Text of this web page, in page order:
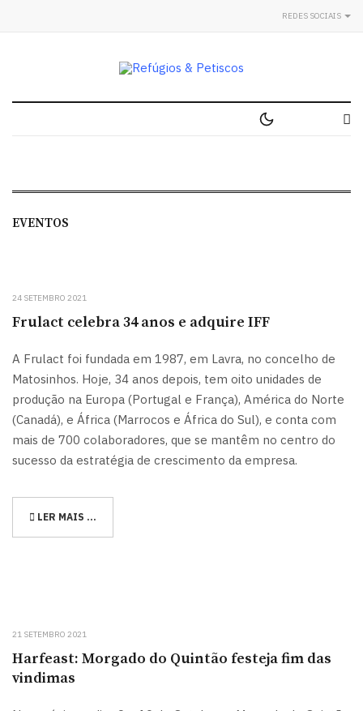
REDES SOCIAIS
EVENTOS
24 SETEMBRO 2021
Frulact celebra 34 anos e adquire IFF
A Frulact foi fundada em 1987, em Lavra, no concelho de
Matosinhos. Hoje, 34 anos depois, tem oito unidades de
produção na Europa (Portugal e França), América do Norte
(Canadá), e África (Marrocos e África do Sul), e conta com
mais de 700 colaboradores, que se mantêm no centro do
sucesso da estratégia de crescimento da empresa.
LER MAIS …
21 SETEMBRO 2021
Harfeast: Morgado do Quintão festeja fim das
vindimas